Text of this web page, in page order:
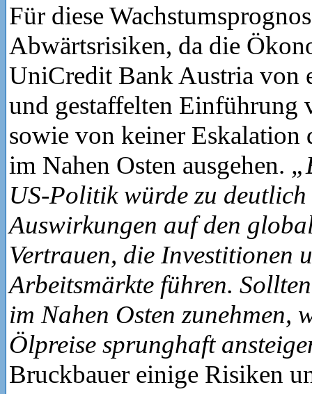
Für diese
Abwärtsrisiken, da die
UniCredit Bank Austria von
und gestaffelten Einführung
sowie von keiner Eskalation
im Nahen Osten ausgehen.
US-Politik würde zu
Auswirkungen auf den
Vertrauen, die Investitionen
Arbeitsmärkte führen.
im Nahen Osten zunehmen,
Ölpreise sprunghaft
Bruckbauer einige Risiken